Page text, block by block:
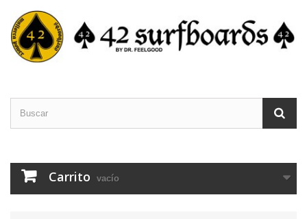
Carrito vacío